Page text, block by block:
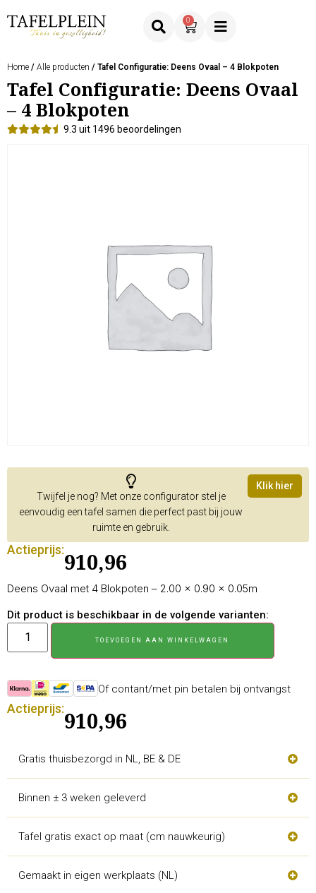
0
Home / Alle producten / Tafel Configuratie: Deens Ovaal – 4 Blokpoten
Tafel Configuratie: Deens Ovaal
– 4 Blokpoten
9.3 uit 1496 beoordelingen
Twijfel je nog? Met onze configurator stel je
eenvoudig een tafel samen die perfect past bij jouw
ruimte en gebruik.
Klik hier
Actieprijs:
910,96
Deens Ovaal met 4 Blokpoten – 2.00 × 0.90 × 0.05m
Dit product is beschikbaar in de volgende varianten:
TOEVOEGEN AAN WINKELWAGEN
Of contant/met pin betalen bij ontvangst
Actieprijs:
910,96
Gratis thuisbezorgd in NL, BE & DE
Binnen ± 3 weken geleverd
Tafel gratis exact op maat (cm nauwkeurig)
Gemaakt in eigen werkplaats (NL)